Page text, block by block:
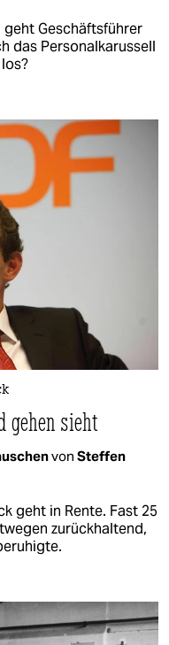
geht Geschäftsführer
das Personalkarussell
gehen sieht
von Steffen
geht in Rente. Fast 25
zurückhaltend,